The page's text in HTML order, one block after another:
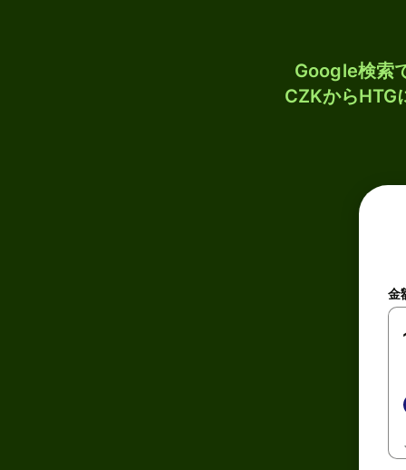
Google検索
CZKからHTG
金